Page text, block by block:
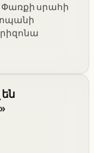
Փառքի սրահի